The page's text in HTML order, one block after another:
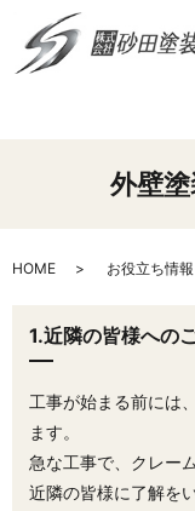
外壁
HOME お役立ち情報
1.近隣の皆様への
工事が始まる前には
ます。
急な工事で、クレー
近隣の皆様に了解を